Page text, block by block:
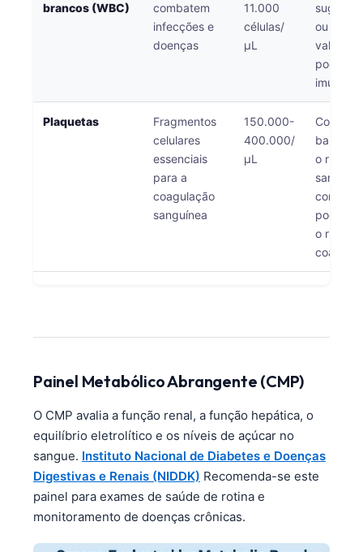
brancos (WBC)
combatem
infecções e
doenças
11.000
células/
μL
ou
valores
podem
Plaquetas
Fragmentos
celulares
essenciais
para a
coagulação
sanguínea
150.000-
400.000/
μL
baixas
o risco
podem
o risco
Painel Metabólico Abrangente (CMP)
O CMP avalia a função renal, a função hepática, o
equilíbrio eletrolítico e os níveis de açúcar no
sangue. Instituto Nacional de Diabetes e Doenças
Digestivas e Renais (NIDDK) Recomenda-se este
painel para exames de saúde de rotina e
monitoramento de doenças crônicas.